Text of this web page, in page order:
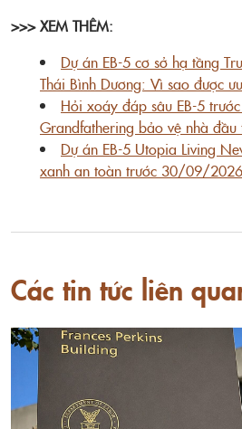
>>> XEM THÊM:
Dự án EB-5 cơ sở hạ tầng
Thái Bình Dương: Vì sao được
Hỏi xoáy đáp sâu EB-5
Grandfathering bảo vệ nhà đầu
Dự án EB-5 Utopia Living
xanh an toàn trước 30/09/2026
Các tin tức liên